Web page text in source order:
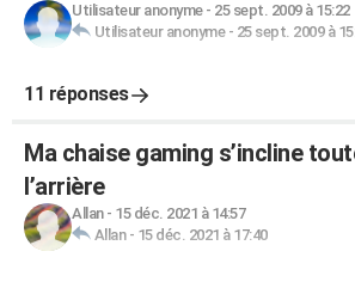
Utilisateur anonyme- 25 sept. 2009 à 15:22
Utilisateur anonyme- 25 sept. 2009 à
11 réponses
Ma chaise gaming s’incline
l’arrière
Allan- 15 déc. 2021 à 14:57
Allan- 15 déc. 2021 à 17:40